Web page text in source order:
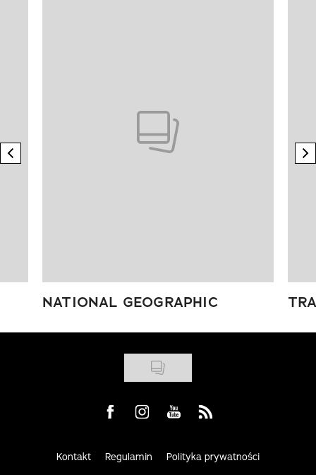
previous element
NATIONAL GEOGRAPHIC
Visit us on Facebook
Visit us on Instagram
Visit us on Youtube
Visit us on Rss
Kontakt Regulamin Polityka prywatności